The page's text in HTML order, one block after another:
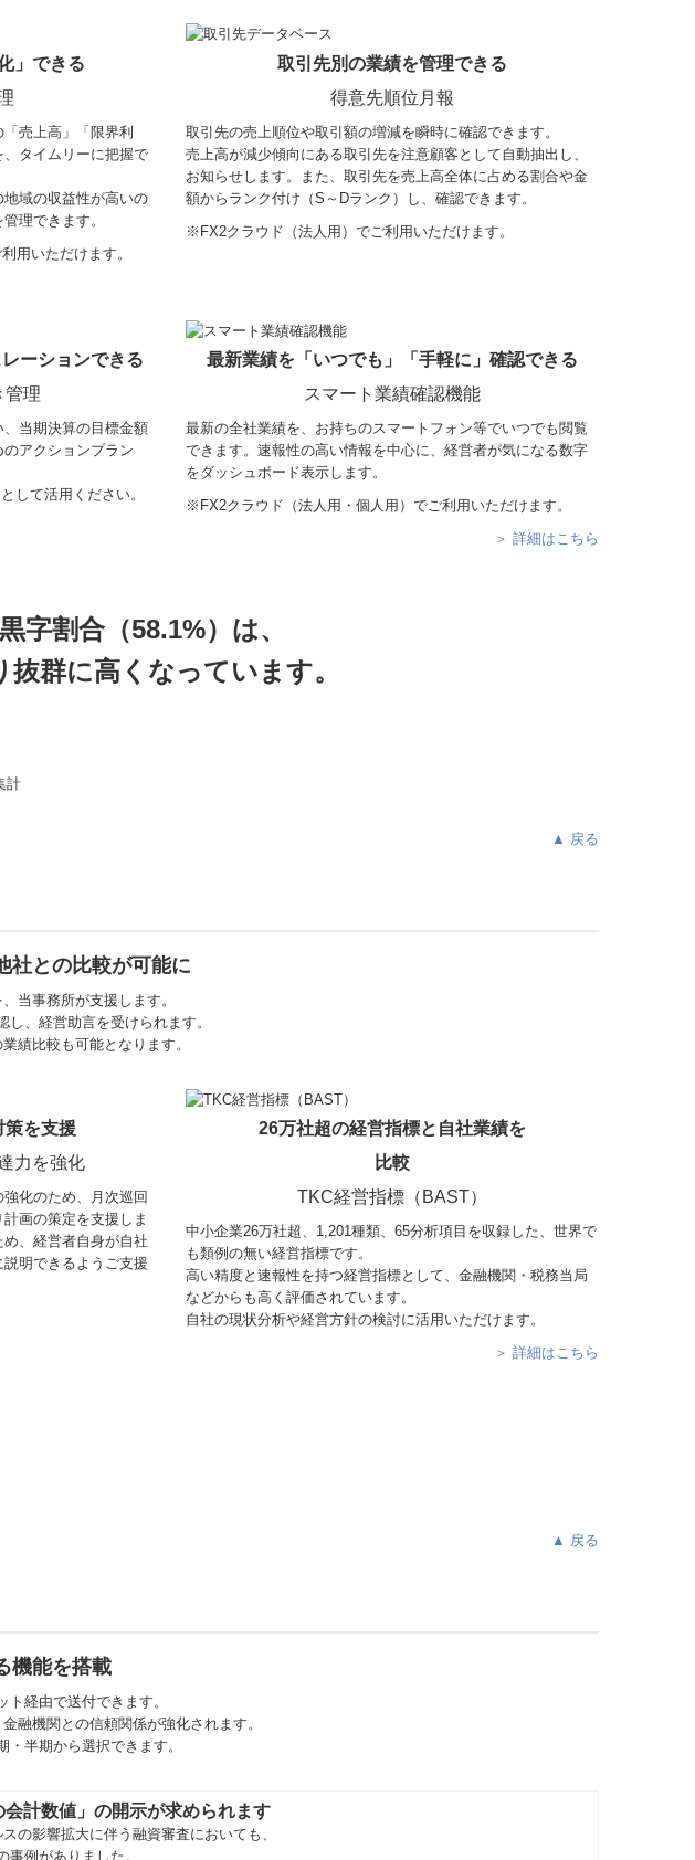
」できる
売上高」「限界利
タイムリーに把握で
地域の収益性が高いの
理できます。
用いただけます。
取引先別の業績を管理できる
得意先順位月報
取引先の売上順位や取引額の増減を瞬時に確認できます。
売上高が減少傾向にある取引先を注意顧客として自動抽出し、
お知らせします。また、取引先を売上高全体に占める割合や金
額からランク付け（S～Dランク）し、確認できます。
※FX2クラウド（法人用）でご利用いただけます。
ーションできる
管理
当期決算の目標金額
アクションプラン
して活用ください。
最新業績を「いつでも」「手軽に」確認できる
スマート業績確認機能
最新の全社業績を、お持ちのスマートフォン等でいつでも閲覧
できます。速報性の高い情報を中心に、経営者が気になる数字
をダッシュボード表示します。
※FX2クラウド（法人用・個人用）でご利用いただけます。
＞ 詳細はこちら
字割合（58.1%）は、
群に高くなっています。
計
▲ 戻る
社との比較が可能に
当事務所が支援します。
、経営助言を受けられます。
績比較も可能となります。
策を支援
力を強化
化のため、月次巡回
画の策定を支援しま
、経営者自身が自社
明できるようご支援
26万社超の経営指標と自社業績を
比較
TKC経営指標（BAST）
中小企業26万社超、 1,201種類、65分析項目を収録した、世界で
も類例の無い経営指標です。
高い精度と速報性を持つ経営指標として、金融機関・税務当局
などからも高く評価されています。
自社の現状分析や経営方針の検討に活用いただけます。
＞ 詳細はこちら
▲ 戻る
機能を搭載
経由で送付できます。
融機関との信頼関係が強化されます。
半期から選択できます。
計数値」の開示が求められます
の影響拡大に伴う融資審査においても、
例がありました。